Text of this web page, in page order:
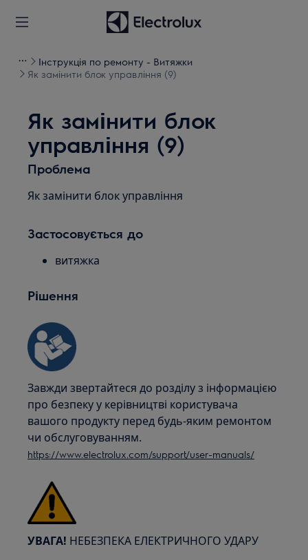
Інструкція по ремонту - Витяжки
Як замінити блок управління (9)
Як замінити блок
управління (9)
Проблема
Як замінити блок управління
Застосовується до
витяжка
Рішення
Завжди звертайтеся до розділу з інформацією
про безпеку у керівництві користувача
вашого продукту перед будь-яким ремонтом
чи обслуговуванням.
https://www.electrolux.com/support/user-manuals/
УВАГА! НЕБЕЗПЕКА ЕЛЕКТРИЧНОГО УДАРУ